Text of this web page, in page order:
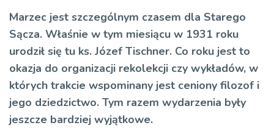
Marzec jest szczególnym czasem dla Starego
Sącza. Właśnie w tym miesiącu w 1931 roku
urodził się tu ks. Józef Tischner. Co roku jest to
okazja do organizacji rekolekcji czy wykładów, w
których trakcie wspominany jest ceniony filozof i
jego dziedzictwo. Tym razem wydarzenia były
jeszcze bardziej wyjątkowe.